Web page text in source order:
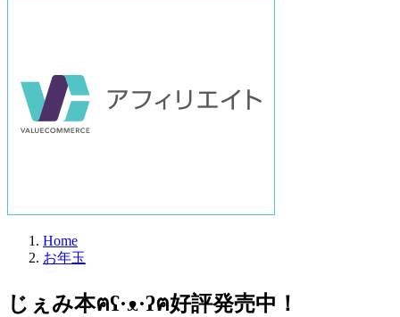
Home
お年玉
じぇみ本ฅʕ·ᴥ·ʔฅ好評発売中！